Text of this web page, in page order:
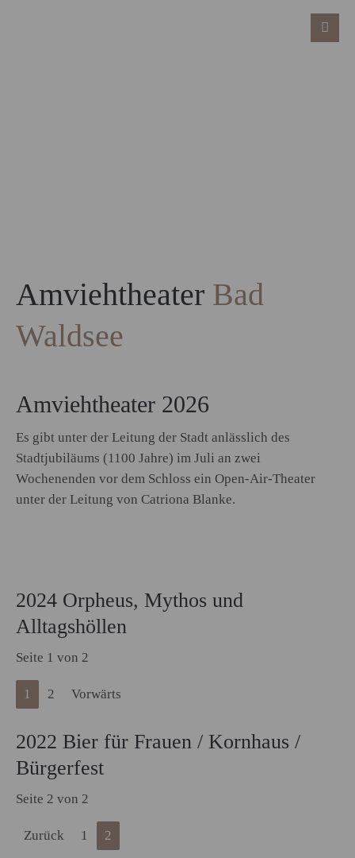
Amviehtheater Bad
Waldsee
Amviehtheater 2026
Es gibt unter der Leitung der Stadt anlässlich des
Stadtjubiläums (1100 Jahre) im Juli an zwei
Wochenenden vor dem Schloss ein Open-Air-Theater
unter der Leitung von Catriona Blanke.
2024 Orpheus, Mythos und
Alltagshöllen
Seite 1 von 2
1 2 Vorwärts
2022 Bier für Frauen / Kornhaus /
Bürgerfest
Seite 2 von 2
Zurück 1 2